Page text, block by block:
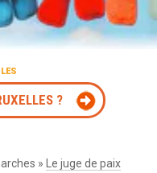
?
»
Le juge de paix